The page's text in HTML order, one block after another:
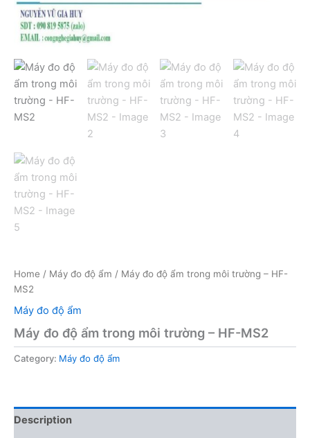
Home / Máy đo độ ẩm / Máy đo độ ẩm trong môi trường – HF-
MS2
Máy đo độ ẩm
Máy đo độ ẩm trong môi trường – HF-MS2
Category: Máy đo độ ẩm
Description